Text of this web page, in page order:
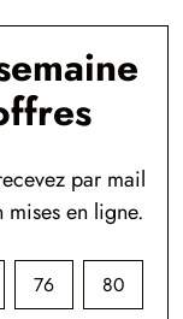
par mail
en ligne.
76 80